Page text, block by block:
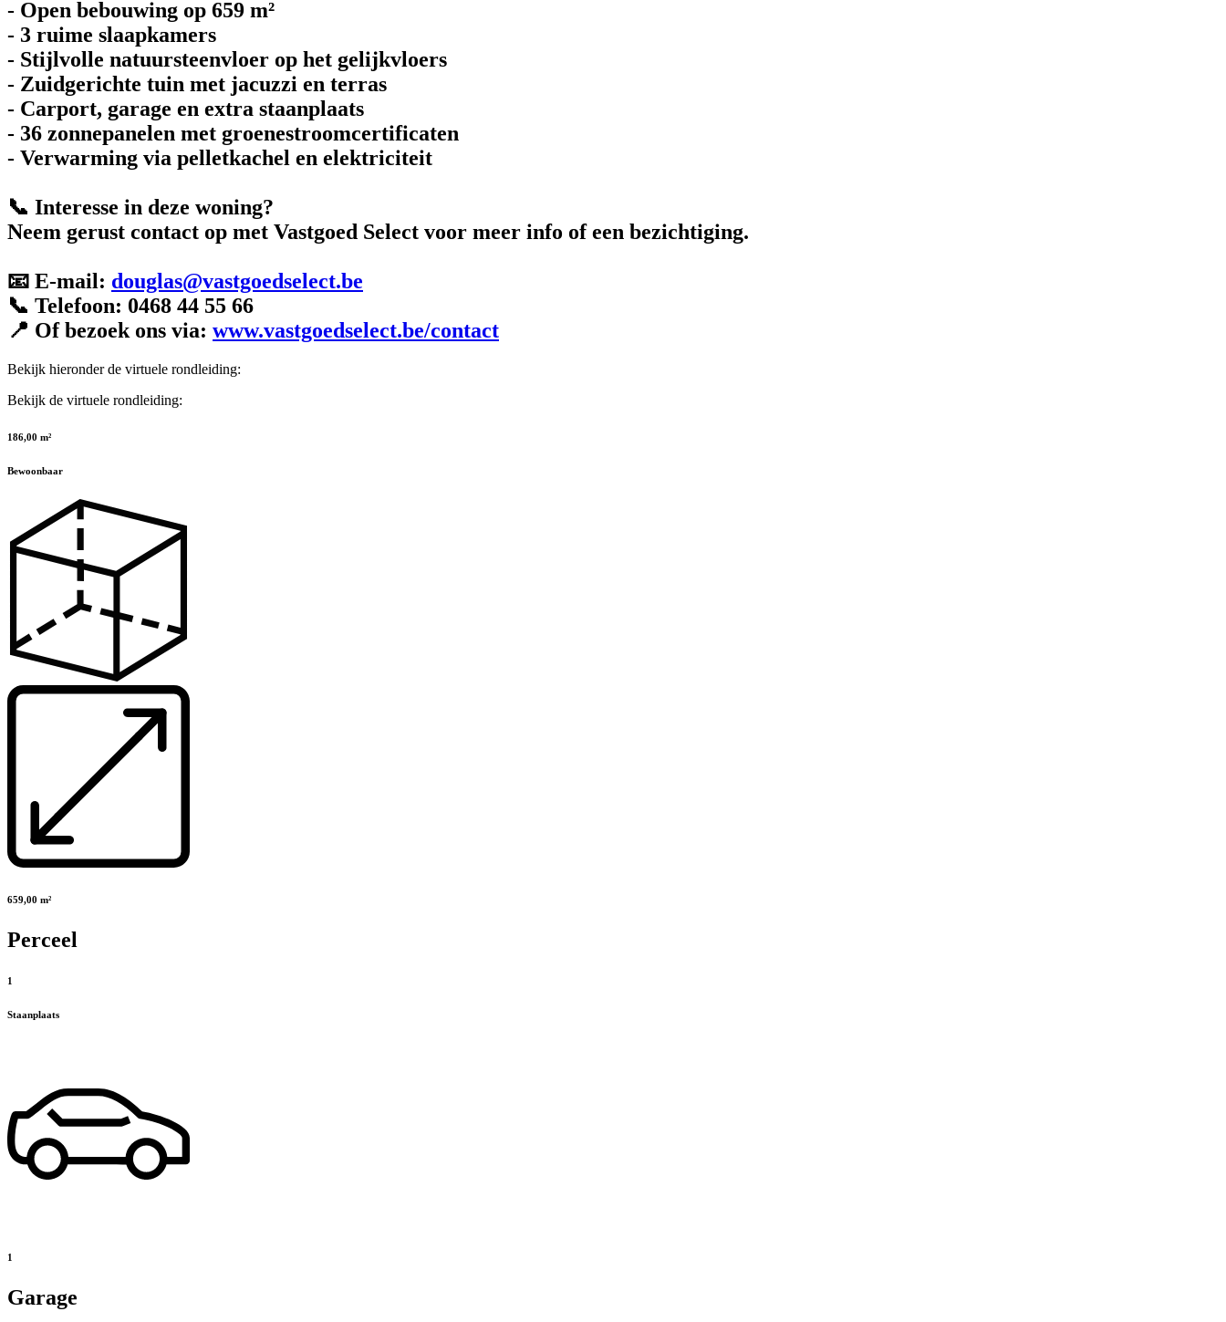
- Open bebouwing op 659 m²
- 3 ruime slaapkamers
- Stijlvolle natuursteenvloer op het gelijkvloers
- Zuidgerichte tuin met jacuzzi en terras
- Carport, garage en extra staanplaats
- 36 zonnepanelen met groenestroomcertificaten
- Verwarming via pelletkachel en elektriciteit
📞 Interesse in deze woning?
Neem gerust contact op met Vastgoed Select voor meer info of een bezichtiging.
📧 E-mail: douglas@vastgoedselect.be
📞 Telefoon: 0468 44 55 66
📍 Of bezoek ons via: www.vastgoedselect.be/contact
Bekijk hieronder de virtuele rondleiding:
Bekijk de virtuele rondleiding:
186,00 m²
Bewoonbaar
659,00 m²
Perceel
1
Staanplaats
1
Garage